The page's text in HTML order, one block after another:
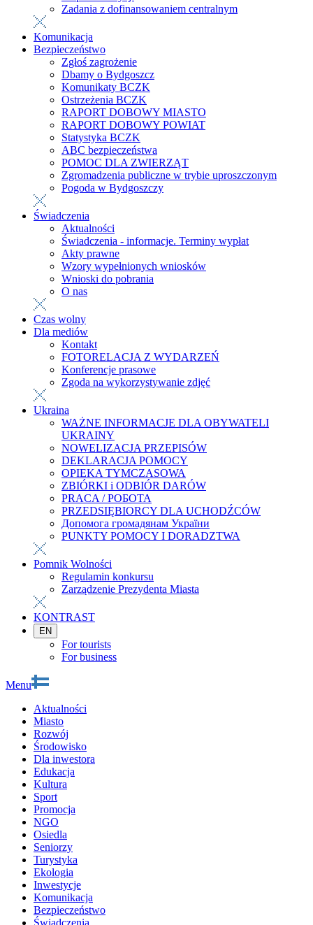
Zadania z dofinansowaniem centralnym
Komunikacja
Bezpieczeństwo
Zgłoś zagrożenie
Dbamy o Bydgoszcz
Komunikaty BCZK
Ostrzeżenia BCZK
RAPORT DOBOWY MIASTO
RAPORT DOBOWY POWIAT
Statystyka BCZK
ABC bezpieczeństwa
POMOC DLA ZWIERZĄT
Zgromadzenia publiczne w trybie uproszczonym
Pogoda w Bydgoszczy
Świadczenia
Aktualności
Świadczenia - informacje. Terminy wypłat
Akty prawne
Wzory wypełnionych wniosków
Wnioski do pobrania
O nas
Czas wolny
Dla mediów
Kontakt
FOTORELACJA Z WYDARZEŃ
Konferencje prasowe
Zgoda na wykorzystywanie zdjęć
Ukraina
WAŻNE INFORMACJE DLA OBYWATELI
UKRAINY
NOWELIZACJA PRZEPISÓW
DEKLARACJA POMOCY
OPIEKA TYMCZASOWA
ZBIÓRKI i ODBIÓR DARÓW
PRACA / РОБОТА
PRZEDSIĘBIORCY DLA UCHODŹCÓW
Допомога громадянам України
PUNKTY POMOCY I DORADZTWA
Pomnik Wolności
Regulamin konkursu
Zarządzenie Prezydenta Miasta
KONTRAST
EN
For tourists
For business
Menu
Aktualności
Miasto
Rozwój
Środowisko
Dla inwestora
Edukacja
Kultura
Sport
Promocja
NGO
Osiedla
Seniorzy
Turystyka
Ekologia
Inwestycje
Komunikacja
Bezpieczeństwo
Świadczenia